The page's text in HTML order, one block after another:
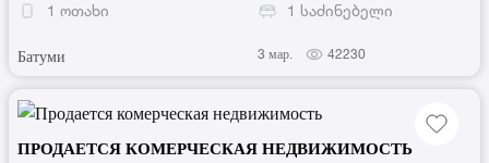
1 ოთახი 1 საძინებელი
Батуми 3 мар. 42230
ПРОДАЕТСЯ КОМЕРЧЕСКАЯ НЕДВИЖИМОСТЬ